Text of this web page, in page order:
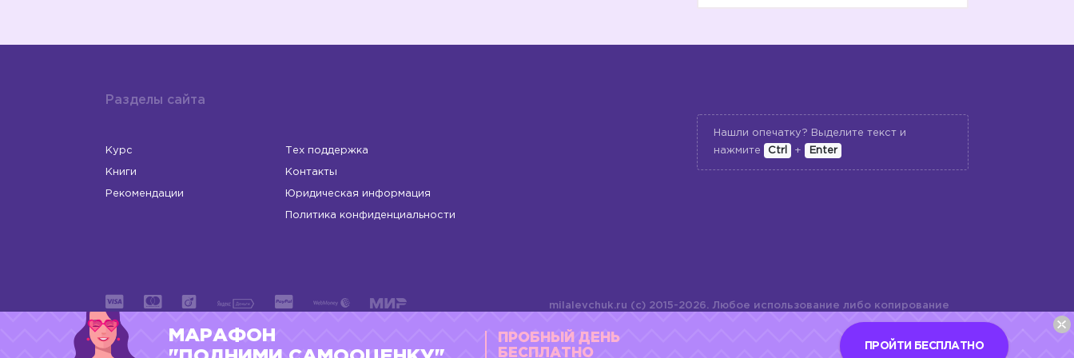
❓
Разделы сайта
Курс
Книги
Рекомендации
Тех поддержка
Контакты
Юридическая информация
Политика конфиденциальности
Нашли опечатку? Выделите текст и
нажмите
Ctrl + Enter
ИП Левчук Людмила Николаевна
milalevchuk.ru (c) 2015-2026. Любое использование либо копирование
материалов или подборки материалов сайта, элементов дизайна и
оформления допускается лишь с разрешения правообладателя и
МАРАФОН
ПРОБНЫЙ ДЕНЬ
БЕСПЛАТНО
ПРОЙТИ БЕСПЛАТНО